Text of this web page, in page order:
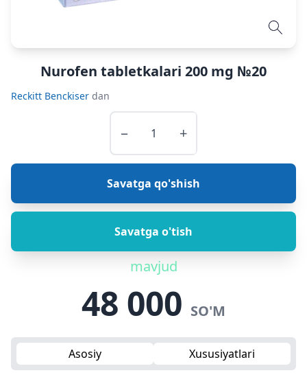
Nurofen tabletkalari 200 mg №20
Reckitt Benckiser dan
− +
Savatga qo'shish
Savatga o'tish
mavjud
48 000 SO'M
Asosiy Xususiyatlari